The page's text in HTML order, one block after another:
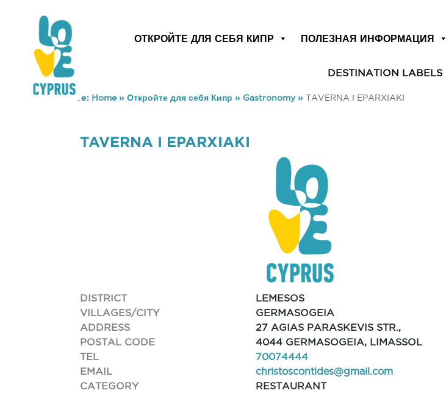
ОТКРОЙТЕ ДЛЯ СЕБЯ КИПР ПОЛЕЗНАЯ ИНФОРМАЦИЯ
DESTINATION LABELS
You are here: Home» Откройте для себя Кипр » Gastronomy» TAVERNA I EPARXIAKI
TAVERNA I EPARXIAKI
DISTRICT
LEMESOS
VILLAGES/CITY
GERMASOGEIA
ADDRESS
27 AGIAS PARASKEVIS STR.,
POSTAL CODE
4044 GERMASOGEIA, LIMASSOL
TEL
70074444
EMAIL
christoscontides@gmail.com
CATEGORY
RESTAURANT